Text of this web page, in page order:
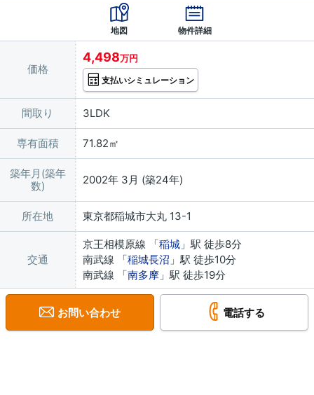
地図 物件詳細
価格
4,498万円
支払いシミュレーション
間取り 3LDK
専有面積 71.82㎡
築年月(築年
数)
2002年 3月 (築24年)
所在地 東京都稲城市大丸 13-1
交通
京王相模原線 「稲城 」駅 徒歩8分
南武線 「稲城長沼 」駅 徒歩10分
南武線 「南多摩 」駅 徒歩19分
お問い合わせ 電話する